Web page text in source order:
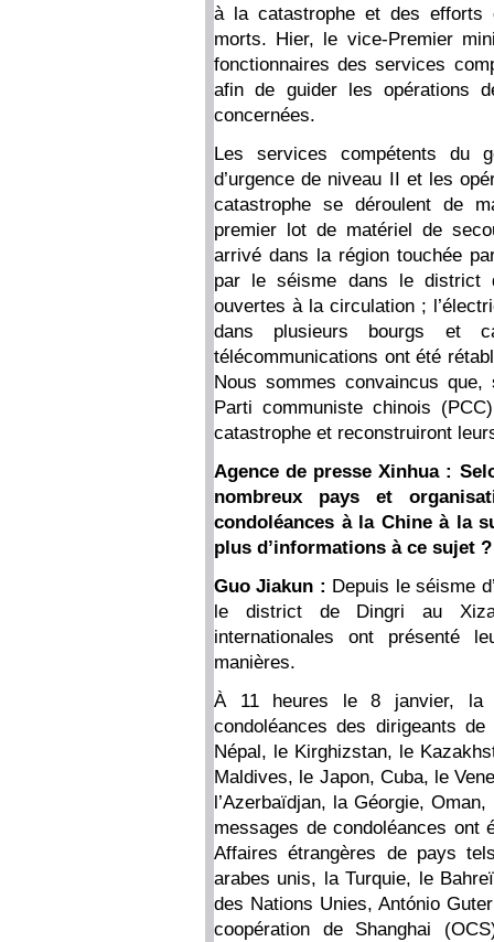
à la catastrophe et des efforts
morts. Hier, le vice-Premier
fonctionnaires des services
afin de guider les opérations
concernées.
Les services compétents du
d’urgence de niveau II et les
catastrophe se déroulent de
premier lot de matériel de
arrivé dans la région touchée
par le séisme dans le district
ouvertes à la circulation ;
dans plusieurs bourgs et
télécommunications ont été
Nous sommes convaincus
Parti communiste chinois
catastrophe et reconstruiront
Agence de presse Xinhua :
nombreux pays et
condoléances à la Chine à la
plus d’informations à ce sujet ?
Guo Jiakun : Depuis le séisme
le district de Dingri au
internationales ont présenté
manières.
À 11 heures le 8 janvier, la
condoléances des dirigeants
Népal, le Kirghizstan, le
Maldives, le Japon, Cuba, le
l’Azerbaïdjan, la Géorgie,
messages de condoléances ont
Affaires étrangères de pays
arabes unis, la Turquie, le
des Nations Unies, António
coopération de Shanghai